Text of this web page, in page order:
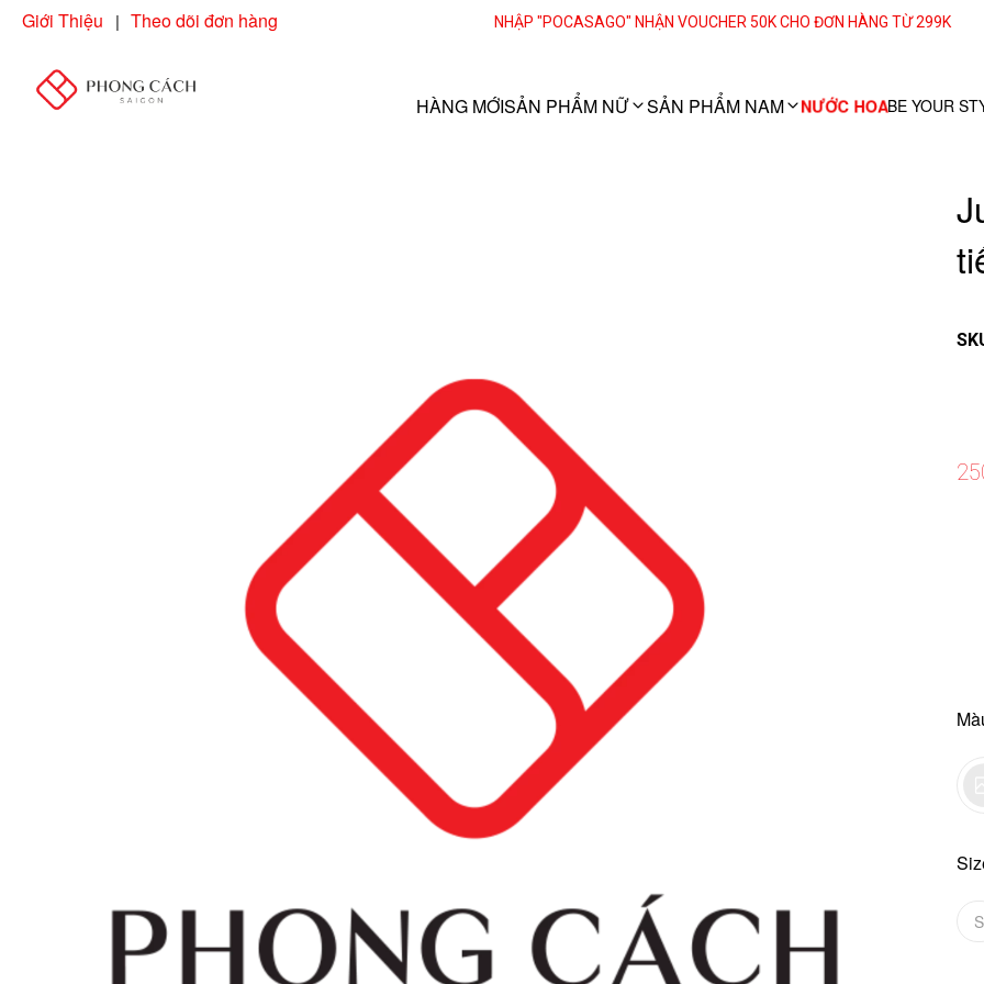
Giới Thiệu | Theo dõi đơn hàng NHẬP "POCASAGO" NHẬN VOUCHER 50K CHO ĐƠN HÀNG TỪ 299K
HÀNG MỚISẢN PHẨM NỮ SẢN PHẨM NAM NƯỚC HOABE YOUR
S